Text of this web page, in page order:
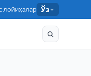
лойиҳалар Ўз